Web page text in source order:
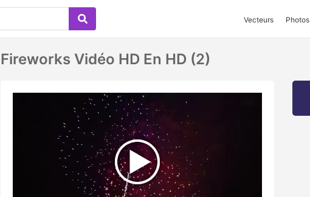
Vecteurs Photos
Fireworks Vidéo HD En HD (2)